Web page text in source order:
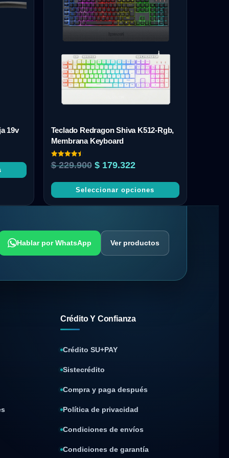
19v
Teclado Redragon Shiva K512-Rgb,
Membrana Keyboard
Valorado
con
de 5
$229.900 $179.322
Seleccionar opciones
Hablar por WhatsApp Ver productos
Crédito Y Confianza
Crédito SU+PAY
Sistecrédito
Compra y paga después
Política de privacidad
Condiciones de envíos
Condiciones de garantía